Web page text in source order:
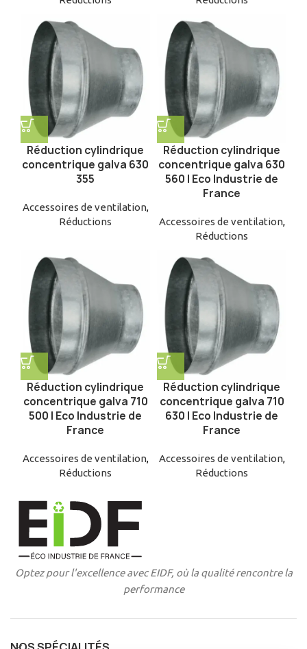
Réduction cylindrique
concentrique galva 630
355
Accessoires de ventilation,
Réductions
Réduction cylindrique
concentrique galva 630
560 | Eco Industrie de
France
Accessoires de ventilation,
Réductions
Réduction cylindrique
concentrique galva 710
500 | Eco Industrie de
France
Accessoires de ventilation,
Réductions
Réduction cylindrique
concentrique galva 710
630 | Eco Industrie de
France
Accessoires de ventilation,
Réductions
Optez pour l'excellence avec EIDF, où la qualité rencontre la
performance